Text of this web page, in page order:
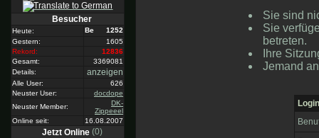
Besucher
Heute:
1252
Gestern:
1605
Rekord:
12836
Gesamt:
3369081
Details:
anzeigen
Alle User:
626
Neuster User:
docdope
Neuster Member:
DK-
Zippeeel
Online seit:
16.08.2007
Jetzt Online (0)
Sie sind
Sie
betreten.
Ihre
Jemand
Login